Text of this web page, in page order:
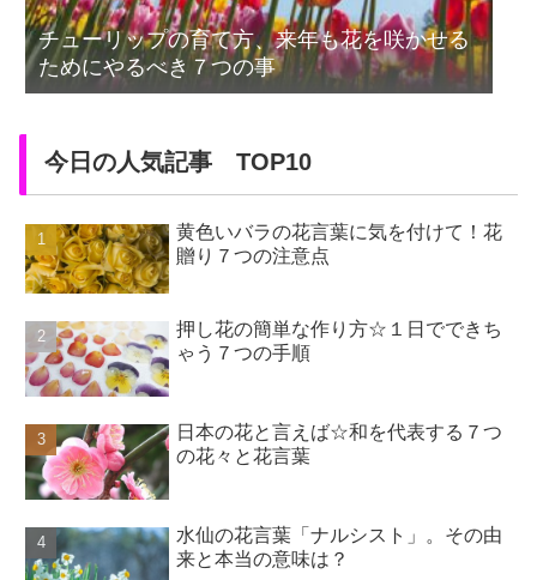
チューリップの育て方、来年も花を咲かせる
ためにやるべき７つの事
今日の人気記事 TOP10
黄色いバラの花言葉に気を付けて！花
贈り７つの注意点
押し花の簡単な作り方☆１日でできち
ゃう７つの手順
日本の花と言えば☆和を代表する７つ
の花々と花言葉
水仙の花言葉「ナルシスト」。その由
来と本当の意味は？